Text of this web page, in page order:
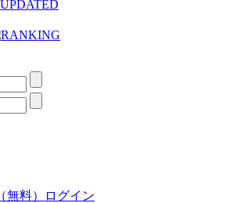
料） ログイン